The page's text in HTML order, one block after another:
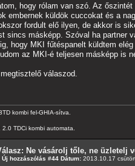
hogy rólam van szó. Az
embernek küldök cuccokat és a
fordult elő ilyen, de akkor is
sincs másképp. Szóval ha partner
hogy MKI fűtéspanelt küldtem
az MKI-é teljesen másképp is
válaszod.
kombi fel-GHIA-sítva.
TDCi kombi automata.
Ne vásárolj tőle, ne üzletelj
Új hozzászólás #44 Dátum: 2013.10.17